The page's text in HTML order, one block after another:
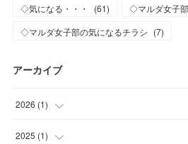
◇気になる・・・
(61) ◇マルダ女子
◇マルダ女子部の気になるチラシ (7)
アーカイブ
2026 (1)
( )
2025 (1)